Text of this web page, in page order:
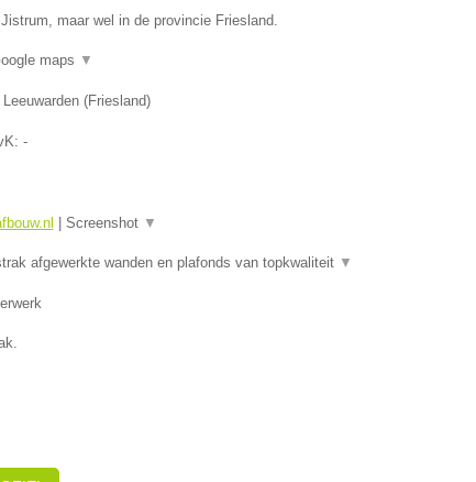
maar wel in de provincie Friesland.
maps ▼
Leeuwarden(Friesland)
-
Screenshot ▼
afgewerkte wanden en plafonds van topkwaliteit ▼